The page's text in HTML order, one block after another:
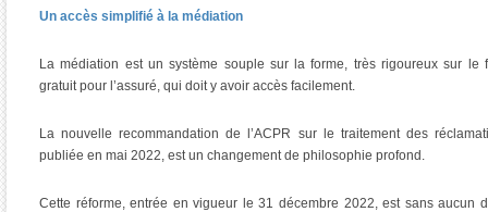
Un accès simplifié à la médiation
La médiation est un système souple sur la forme, très rigoureux sur le
gratuit pour l’assuré, qui doit y avoir accès facilement.
La nouvelle recommandation de l’ACPR sur le traitement des
publiée en mai 2022, est un changement de philosophie profond.
Cette réforme, entrée en vigueur le 31 décembre 2022, est sans aucun